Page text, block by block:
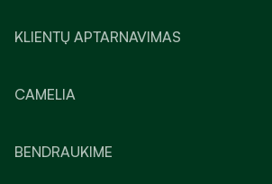
KLIENTŲ APTARNAVIMAS
CAMELIA
BENDRAUKIME